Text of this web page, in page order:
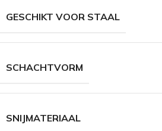
GESCHIKT VOOR STAAL
SCHACHTVORM
SNIJMATERIAAL